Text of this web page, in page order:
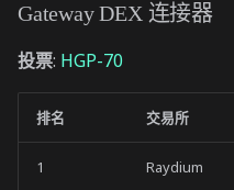
Gateway DEX 连接器
投票: HGP-70
排名 交易所
1 Raydium